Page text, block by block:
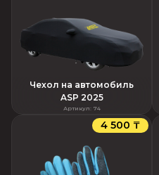
Чехол на автомобиль
ASP 2025
Артикул: 74
4 500 ₸